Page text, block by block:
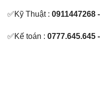
✅Kỹ Thuật : 0911447268
✅Kế toán : 0777.645.645